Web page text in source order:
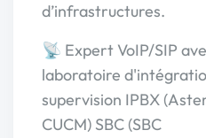
d’infrastructures.
📡 Expert VoIP/SIP
laboratoire
supervision IPBX
CUCM) SBC (SBC